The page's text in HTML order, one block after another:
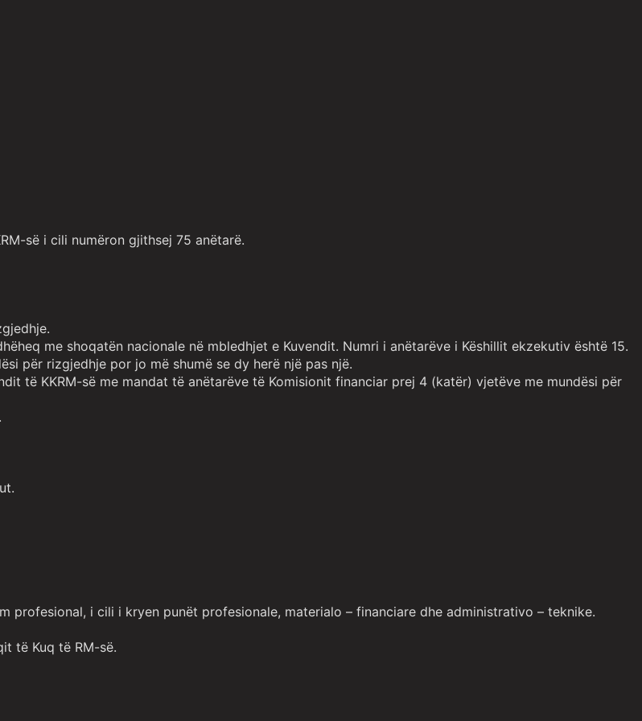
së i cili numëron gjithsej 75 anëtarë.
me shoqatën nacionale në mbledhjet e Kuvendit. Numri i anëtarëve i Këshillit ekzekutiv është 15.
për rizgjedhje por jo më shumë se dy herë një pas një.
të KKRM-së me mandat të anëtarëve të Komisionit financiar prej 4 (katër) vjetëve me mundësi për
profesional, i cili i kryen punët profesionale, materialo – financiare dhe administrativo – teknike.
të Kuq të RM-së.